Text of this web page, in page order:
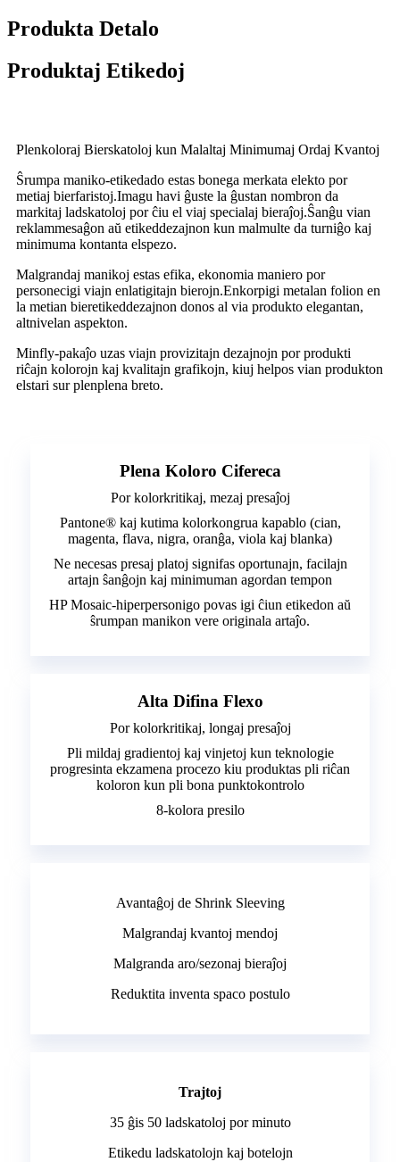
Produkta Detalo
Produktaj Etikedoj
Plenkoloraj Bierskatoloj kun Malaltaj Minimumaj Ordaj Kvantoj
Ŝrumpa maniko-etikedado estas bonega merkata elekto por
metiaj bierfaristoj.Imagu havi ĝuste la ĝustan nombron da
markitaj ladskatoloj por ĉiu el viaj specialaj bieraĵoj.Ŝanĝu vian
reklammesaĝon aŭ etikeddezajnon kun malmulte da turniĝo kaj
minimuma kontanta elspezo.
Malgrandaj manikoj estas efika, ekonomia maniero por
personecigi viajn enlatigitajn bierojn.Enkorpigi metalan folion en
la metian bieretikeddezajnon donos al via produkto elegantan,
altnivelan aspekton.
Minfly-pakaĵo uzas viajn provizitajn dezajnojn por produkti
riĉajn kolorojn kaj kvalitajn grafikojn, kiuj helpos vian produkton
elstari sur plenplena breto.
Plena Koloro Cifereca
Por kolorkritikaj, mezaj presaĵoj
Pantone® kaj kutima kolorkongrua kapablo (cian,
magenta, flava, nigra, oranĝa, viola kaj blanka)
Ne necesas presaj platoj signifas oportunajn, facilajn
artajn ŝanĝojn kaj minimuman agordan tempon
HP Mosaic-hiperpersonigo povas igi ĉiun etikedon aŭ
ŝrumpan manikon vere originala artaĵo.
Alta Difina Flexo
Por kolorkritikaj, longaj presaĵoj
Pli mildaj gradientoj kaj vinjetoj kun teknologie
progresinta ekzamena procezo kiu produktas pli riĉan
koloron kun pli bona punktokontrolo
8-kolora presilo
Avantaĝoj de Shrink Sleeving
Malgrandaj kvantoj mendoj
Malgranda aro/sezonaj bieraĵoj
Reduktita inventa spaco postulo
Trajtoj
35 ĝis 50 ladskatoloj por minuto
Etikedu ladskatolojn kaj botelojn